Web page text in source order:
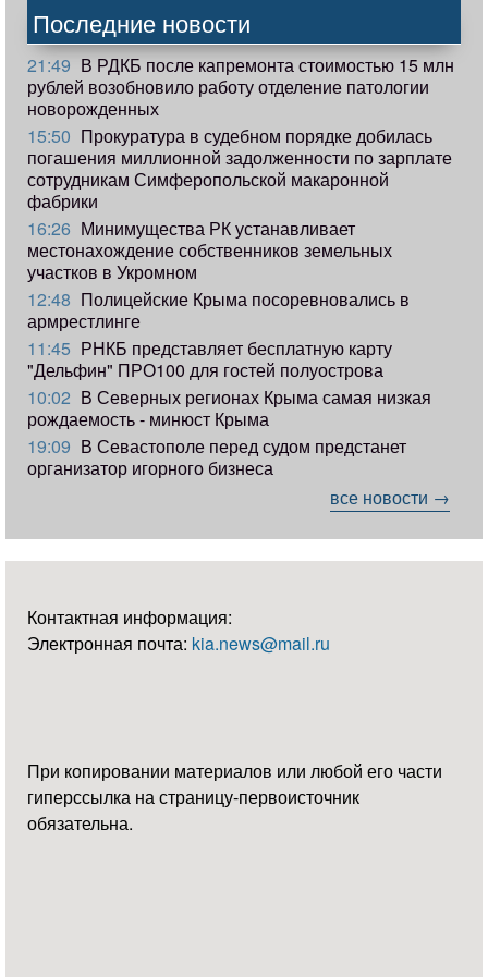
Последние новости
21:49 В РДКБ после капремонта стоимостью 15 млн
рублей возобновило работу отделение патологии
новорожденных
15:50 Прокуратура в судебном порядке добилась
погашения миллионной задолженности по зарплате
сотрудникам Симферопольской макаронной
фабрики
16:26 Минимущества РК устанавливает
местонахождение собственников земельных
участков в Укромном
12:48 Полицейские Крыма посоревновались в
армрестлинге
11:45 РНКБ представляет бесплатную карту
"Дельфин" ПРО100 для гостей полуострова
10:02 В Северных регионах Крыма самая низкая
рождаемость - минюст Крыма
19:09 В Севастополе перед судом предстанет
организатор игорного бизнеса
все новости →
Контактная информация:
Электронная почта: kia.news@mail.ru
При копировании материалов или любой его части
гиперссылка на страницу-первоисточник
обязательна.